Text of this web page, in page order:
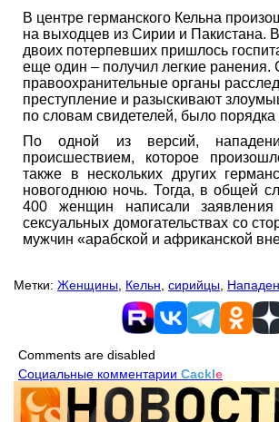
В центре германского Кельна
на выходцев из Сирии и Пакистана. В
двоих потерпевших пришлось
еще один – получил легкие ранения.
правоохранительные органы
преступление и разыскивают
по словам свидетелей, было порядка
По одной из версий,
происшествием, которое
также в нескольких других
новогоднюю ночь. Тогда, в общей
400 женщин написали
сексуальных домогательствах со
мужчин «арабской и африканской
Метки: Женщины Кельн сирийцы
Comments are disabled
Социальные комментарии Cackle